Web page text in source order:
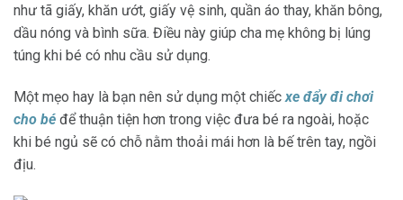
như tã giấy, khăn ướt, giấy vệ sinh, quần áo thay, khăn bông,
dầu nóng và bình sữa. Điều này giúp cha mẹ không bị lúng
túng khi bé có nhu cầu sử dụng.
Một mẹo hay là bạn nên sử dụng một chiếc xe đẩy đi chơi
cho bé để thuận tiện hơn trong việc đưa bé ra ngoài, hoặc
khi bé ngủ sẽ có chỗ nằm thoải mái hơn là bế trên tay, ngồi
địu.